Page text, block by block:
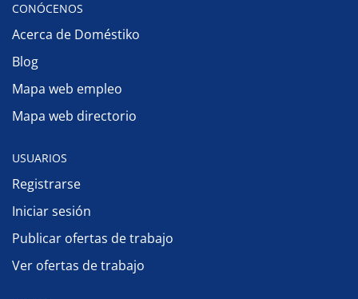
CONÓCENOS
Acerca de Doméstiko
Blog
Mapa web empleo
Mapa web directorio
USUARIOS
Registrarse
Iniciar sesión
Publicar ofertas de trabajo
Ver ofertas de trabajo